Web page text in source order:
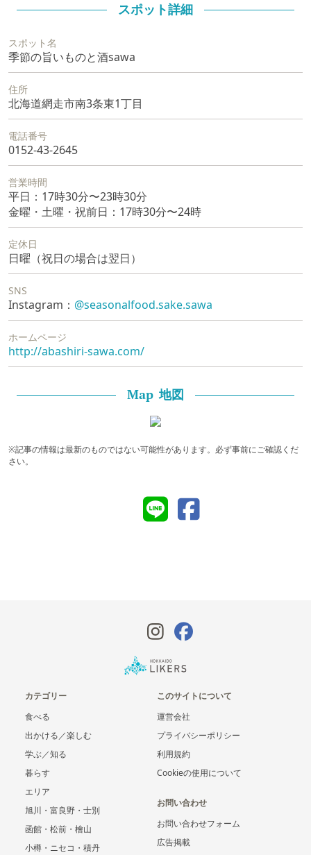
スポット詳細
スポット名
季節の旨いものと酒sawa
住所
北海道網走市南3条東1丁目
電話番号
0152-43-2645
営業時間
平日：17時30分〜23時30分
金曜・土曜・祝前日：17時30分〜24時
定休日
日曜（祝日の場合は翌日）
SNS
Instagram ： @seasonalfood.sake.sawa
ホームページ
http://abashiri-sawa.com/
Map 地図
※記事の情報は最新のものではない可能性があります。必ず事前にご確認くだ
さい。
カテゴリー
食べる
出かける／楽しむ
学ぶ／知る
暮らす
エリア
旭川・富良野・士別
函館・松前・檜山
小樽・ニセコ・積丹
このサイトについて
運営会社
プライバシーポリシー
利用規約
Cookieの使用について
お問い合わせ
お問い合わせフォーム
広告掲載